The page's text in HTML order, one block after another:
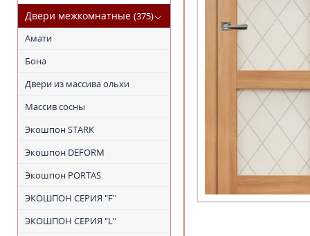
Поверхности газовые
Поверхности электрические
Холодильники
SHINDO
TEKA
Гарда
МагнаБел
ПРОМЕТ
Сталлер
Двери для бани
Двери межкомнатные (375)
Амати
Бона
Двери из массива ольхи
Массив сосны
Экошпон STARK
Экошпон DEFORM
Экошпон PORTAS
ЭКОШПОН СЕРИЯ "F"
ЭКОШПОН СЕРИЯ "L"